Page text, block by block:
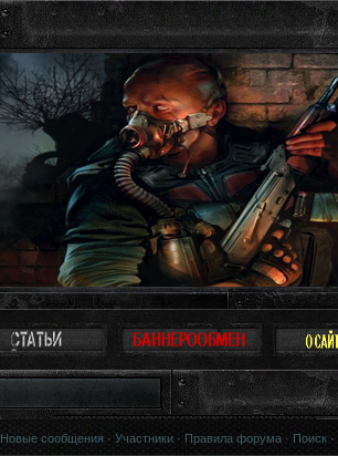
ты свободен как птица. Можно не
Новые сообщения · Участники · Правила форума · Поиск ·